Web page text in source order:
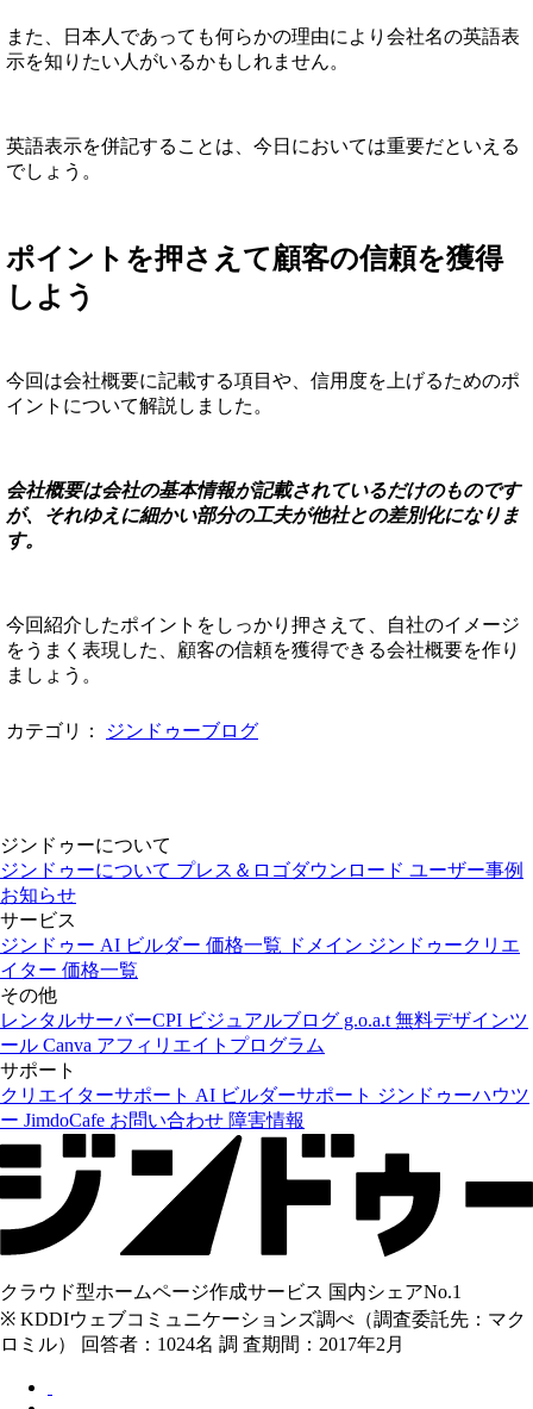
また、日本人であっても何らかの理由により会社名の英語表
示を知りたい人がいるかもしれません。
英語表示を併記することは、今日においては重要だといえる
でしょう。
ポイントを押さえて顧客の信頼を獲得
しよう
今回は会社概要に記載する項目や、信用度を上げるためのポ
イントについて解説しました。
会社概要は会社の基本情報が記載されているだけのものです
が、それゆえに細かい部分の工夫が他社との差別化になりま
す。
今回紹介したポイントをしっかり押さえて、自社のイメージ
をうまく表現した、顧客の信頼を獲得できる会社概要を作り
ましょう。
カテゴリ： ジンドゥーブログ
ジンドゥーについて
ジンドゥーについて プレス＆ロゴダウンロード ユーザー事例
お知らせ
サービス
ジンドゥー AI ビルダー 価格一覧 ドメイン ジンドゥークリエ
イター 価格一覧
その他
レンタルサーバーCPI ビジュアルブログ g.o.a.t無料デザインツ
ール Canva アフィリエイトプログラム
サポート
クリエイターサポート AI ビルダーサポート ジンドゥーハウツ
ー JimdoCafe お問い合わせ 障害情報
クラウド型ホームページ作成サービス 国内シェアNo.1
※ KDDIウェブコミュニケーションズ調べ（調査委託先：マク
ロミル） 回答者：1024名 調 査期間：2017年2月